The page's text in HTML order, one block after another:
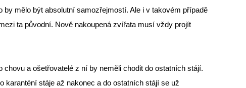
mělo být absolutní samozřejmostí. Ale i v takovém případě
ta původní. Nově nakoupená zvířata musí vždy projít
a ošetřovatelé z ní by neměli chodit do ostatních stájí.
karanténí stáje až nakonec a do ostatních stájí se už